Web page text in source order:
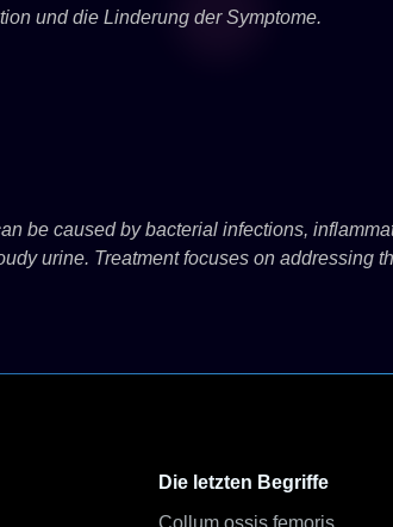
und die Linderung der Symptome.
be caused by bacterial infections,
urine. Treatment focuses on addressing
Die letzten Begriffe
Collum ossis femoris